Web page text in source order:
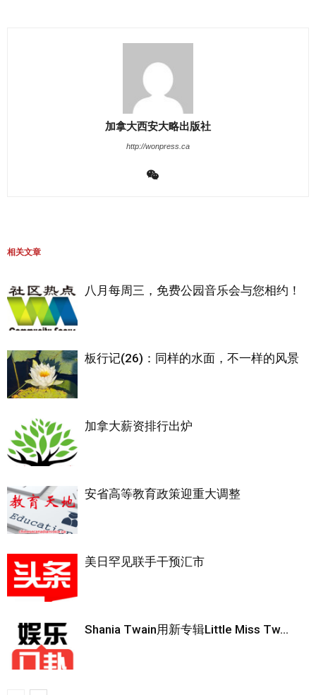
加拿大西安大略出版社
http://wonpress.ca
相关文章
八月每周三，免费公园音乐会与您相约！
板行记(26)：同样的水面，不一样的风景
加拿大薪资排行出炉
安省高等教育政策迎重大调整
美日罕见联手干预汇市
Shania Twain用新专辑Little Miss Tw...